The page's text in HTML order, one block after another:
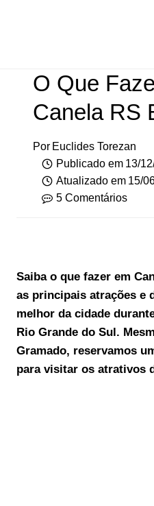
O Que
Canela RS
Por Euclides Torezan
Publicado em 13/
Atualizado em 15/
5 Comentários
Saiba o que fazer em
as principais atrações e
melhor da cidade
Rio Grande do Sul.
Gramado, reservamos
para visitar os atrativos